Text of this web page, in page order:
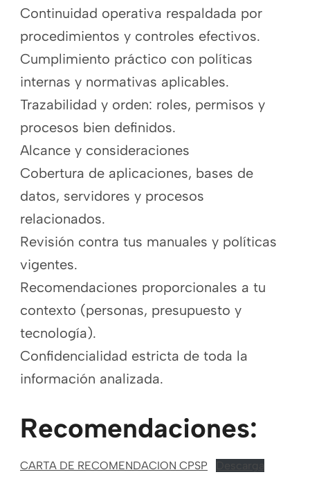
Continuidad operativa respaldada por
procedimientos y controles efectivos.
Cumplimiento práctico con políticas
internas y normativas aplicables.
Trazabilidad y orden: roles, permisos y
procesos bien definidos.
Alcance y consideraciones
Cobertura de aplicaciones, bases de
datos, servidores y procesos
relacionados.
Revisión contra tus manuales y políticas
vigentes.
Recomendaciones proporcionales a tu
contexto (personas, presupuesto y
tecnología).
Confidencialidad estricta de toda la
información analizada.
Recomendaciones:
CARTA DE RECOMENDACION CPSP